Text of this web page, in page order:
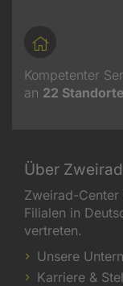
Kompetenter
an 22
Über
Zweirad-
Filialen in
vertreten.
Unsere
Karriere &